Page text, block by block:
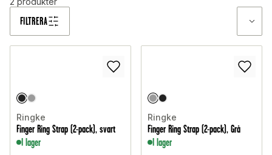
FILTRERA
Ringke
Finger Ring Strap (2-pack), svart
I lager
Ringke
Finger Ring Strap (2-pack), Grå
I lager